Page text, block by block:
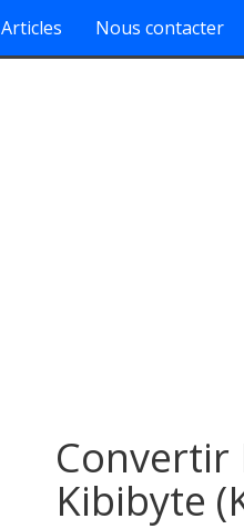
Articles Nous contacter
Convertir
Kibibyte